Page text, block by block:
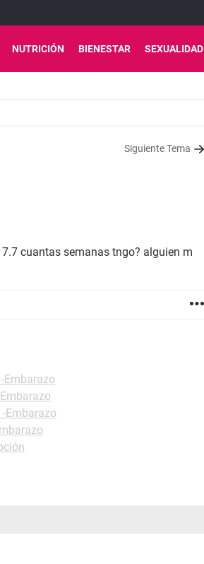
NUTRICIÓN BIENESTAR SEXUALIDAD
Siguiente Tema
cuantas semanas tngo? alguien m
Embarazo
Embarazo